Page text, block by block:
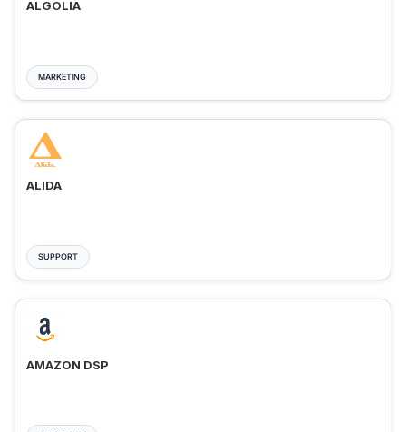
ALGOLIA
MARKETING
ALIDA
SUPPORT
AMAZON DSP